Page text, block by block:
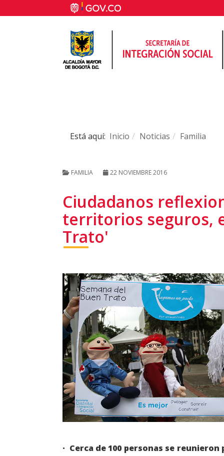
Está aquí: Inicio Noticias Familia
FAMILIA 22 NOVIEMBRE 2016
Ciudadanos
territorios seguros,
Trato'
· Cerca de 100 personas se